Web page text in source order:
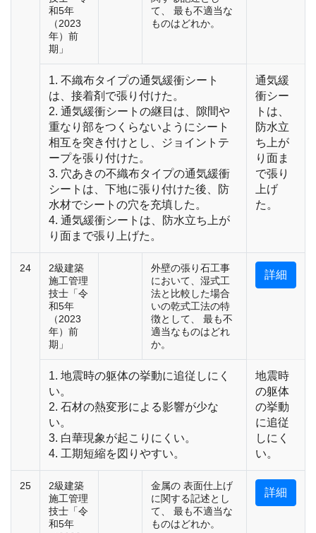
和5年
（2023
年）前
期」
て、 最も不適当な
ものはどれか。
1. 不織布タイプの通気緩衝シート
は、接着剤で張り付けた。
2. 通気緩衝シートの継目は、隙間や
重なり部をつくらないようにシート
相互を突き付けとし、ジョイントテ
ープを張り付けた。
3. 穴あきの不織布タイプの通気緩衝
シートは、下地に張り付けた後、防
水材でシートの穴を充填した。
4. 通気緩衝シートは、防水立ち上が
り面まで張り上げた。
通気緩
衝シー
トは、
防水立
ち上が
り面ま
で張り
上げ
た。
24
2級建築
施工管理
技士「令
和5年
（2023
年）前
期」
外壁の張り石工事
において、湿式工
法と比較した場合
いの乾式工法の特
徴として、 最も不
適当なものはどれ
か。
詳細
1. 地震時の躯体の挙動に追従しにく
い。
2. 石材の熱変形による影響が少な
い。
3. 白華現象が起こりにくい。
4. 工期短縮を図りやすい。
地震時
の躯体
の挙動
に追従
しにく
い。
25
2級建築
施工管理
技士「令
和5年
金属の 表面仕上げ
に関する記述とし
て、 最も不適当な
ものはどれか。
詳細